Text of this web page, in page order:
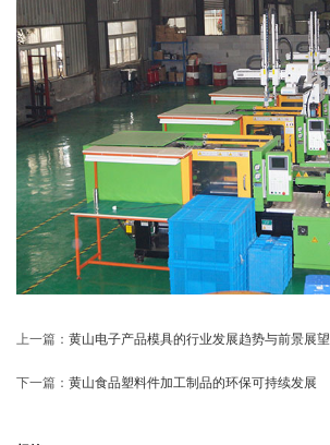
上一篇： 黄山电子产品模具的行业发展趋势与前景展望
下一篇： 黄山食品塑料件加工制品的环保可持续发展